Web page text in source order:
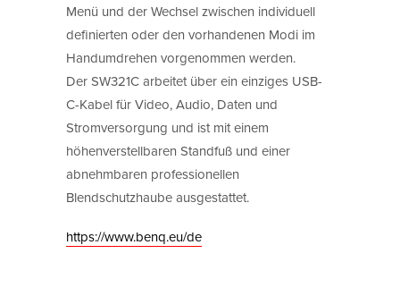
Menü und der Wechsel zwischen individuell
definierten oder den vorhandenen Modi im
Handumdrehen vorgenommen werden.
Der SW321C arbeitet über ein einziges USB-
C-Kabel für Video, Audio, Daten und
Stromversorgung und ist mit einem
höhenverstellbaren Standfuß und einer
abnehmbaren professionellen
Blendschutzhaube ausgestattet.
https://www.benq.eu/de